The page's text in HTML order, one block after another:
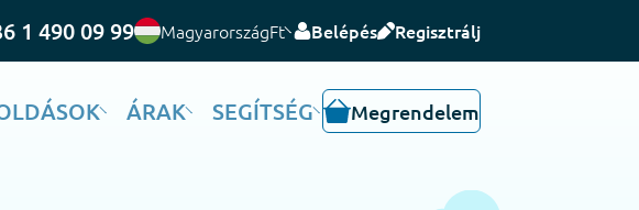
1 490 09 99 MagyarországFt Belépés Regisztrálj
ÁRAK SEGÍTSÉG Megrendelem